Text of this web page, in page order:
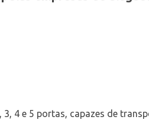
4 e 5 portas, capazes de